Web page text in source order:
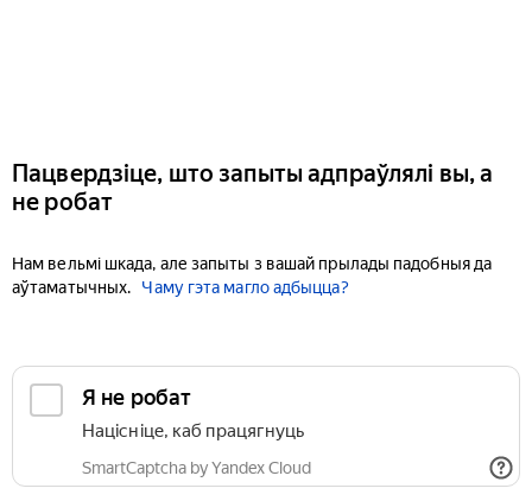
Пацвердзіце, што запыты адпраўлялі вы, а
не робат
Нам вельмі шкада, але запыты з вашай прылады падобныя да
аўтаматычных.
Чаму гэта магло адбыцца?
Я не робат
Націсніце, каб працягнуць
SmartCaptcha by Yandex Cloud